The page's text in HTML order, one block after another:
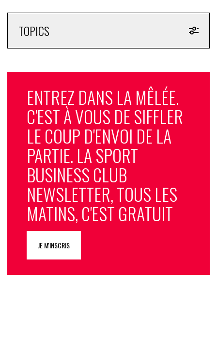
TOPICS
ENTREZ DANS LA MÊLÉE.
C'EST À VOUS DE SIFFLER
LE COUP D'ENVOI DE LA
PARTIE. LA SPORT
BUSINESS CLUB
NEWSLETTER, TOUS LES
MATINS, C'EST GRATUIT
JE M'INSCRIS